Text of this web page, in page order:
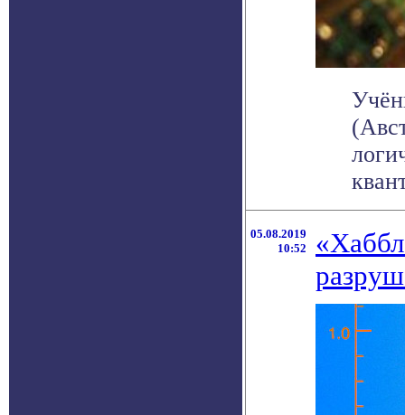
05.08.2019
10:52